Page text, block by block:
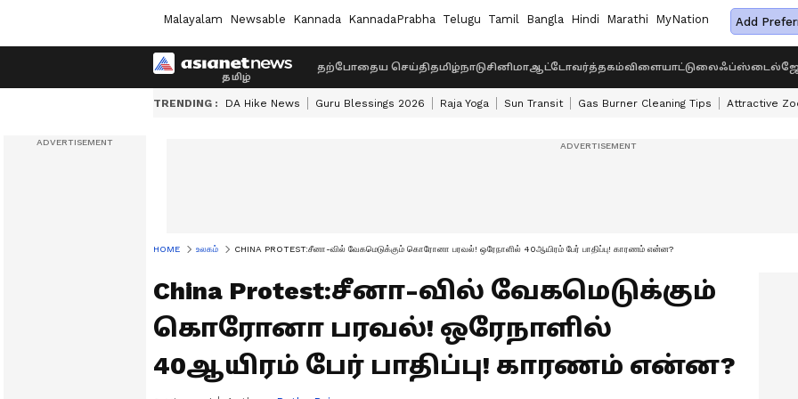
Malayalam Newsable Kannada KannadaPrabha Telugu Tamil Bangla Hindi Marathi MyNation Add
தற்போதைய செய்திதமிழ்நாடுசினிமாஆட்டோவர்த்தகம்விளையாட்டுலைஃப்ஸ்டைல்
TRENDING : DA Hike News Guru Blessings 2026 Raja Yoga Sun Transit Gas Burner Cleaning Tips Attractive
HOME உலகம் CHINA PROTEST:சீனா-வில் வேகமெடுக்கும் கொரோனா பரவல்! ஒரேநாளில் 40ஆயிரம் பேர் பாதிப்பு! காரணம் என்ன?
China Protest:சீனா-வில் வேகமெடுக்கும்
கொரோனா பரவல்! ஒரேநாளில்
40ஆயிரம் பேர் பாதிப்பு! காரணம் என்ன?